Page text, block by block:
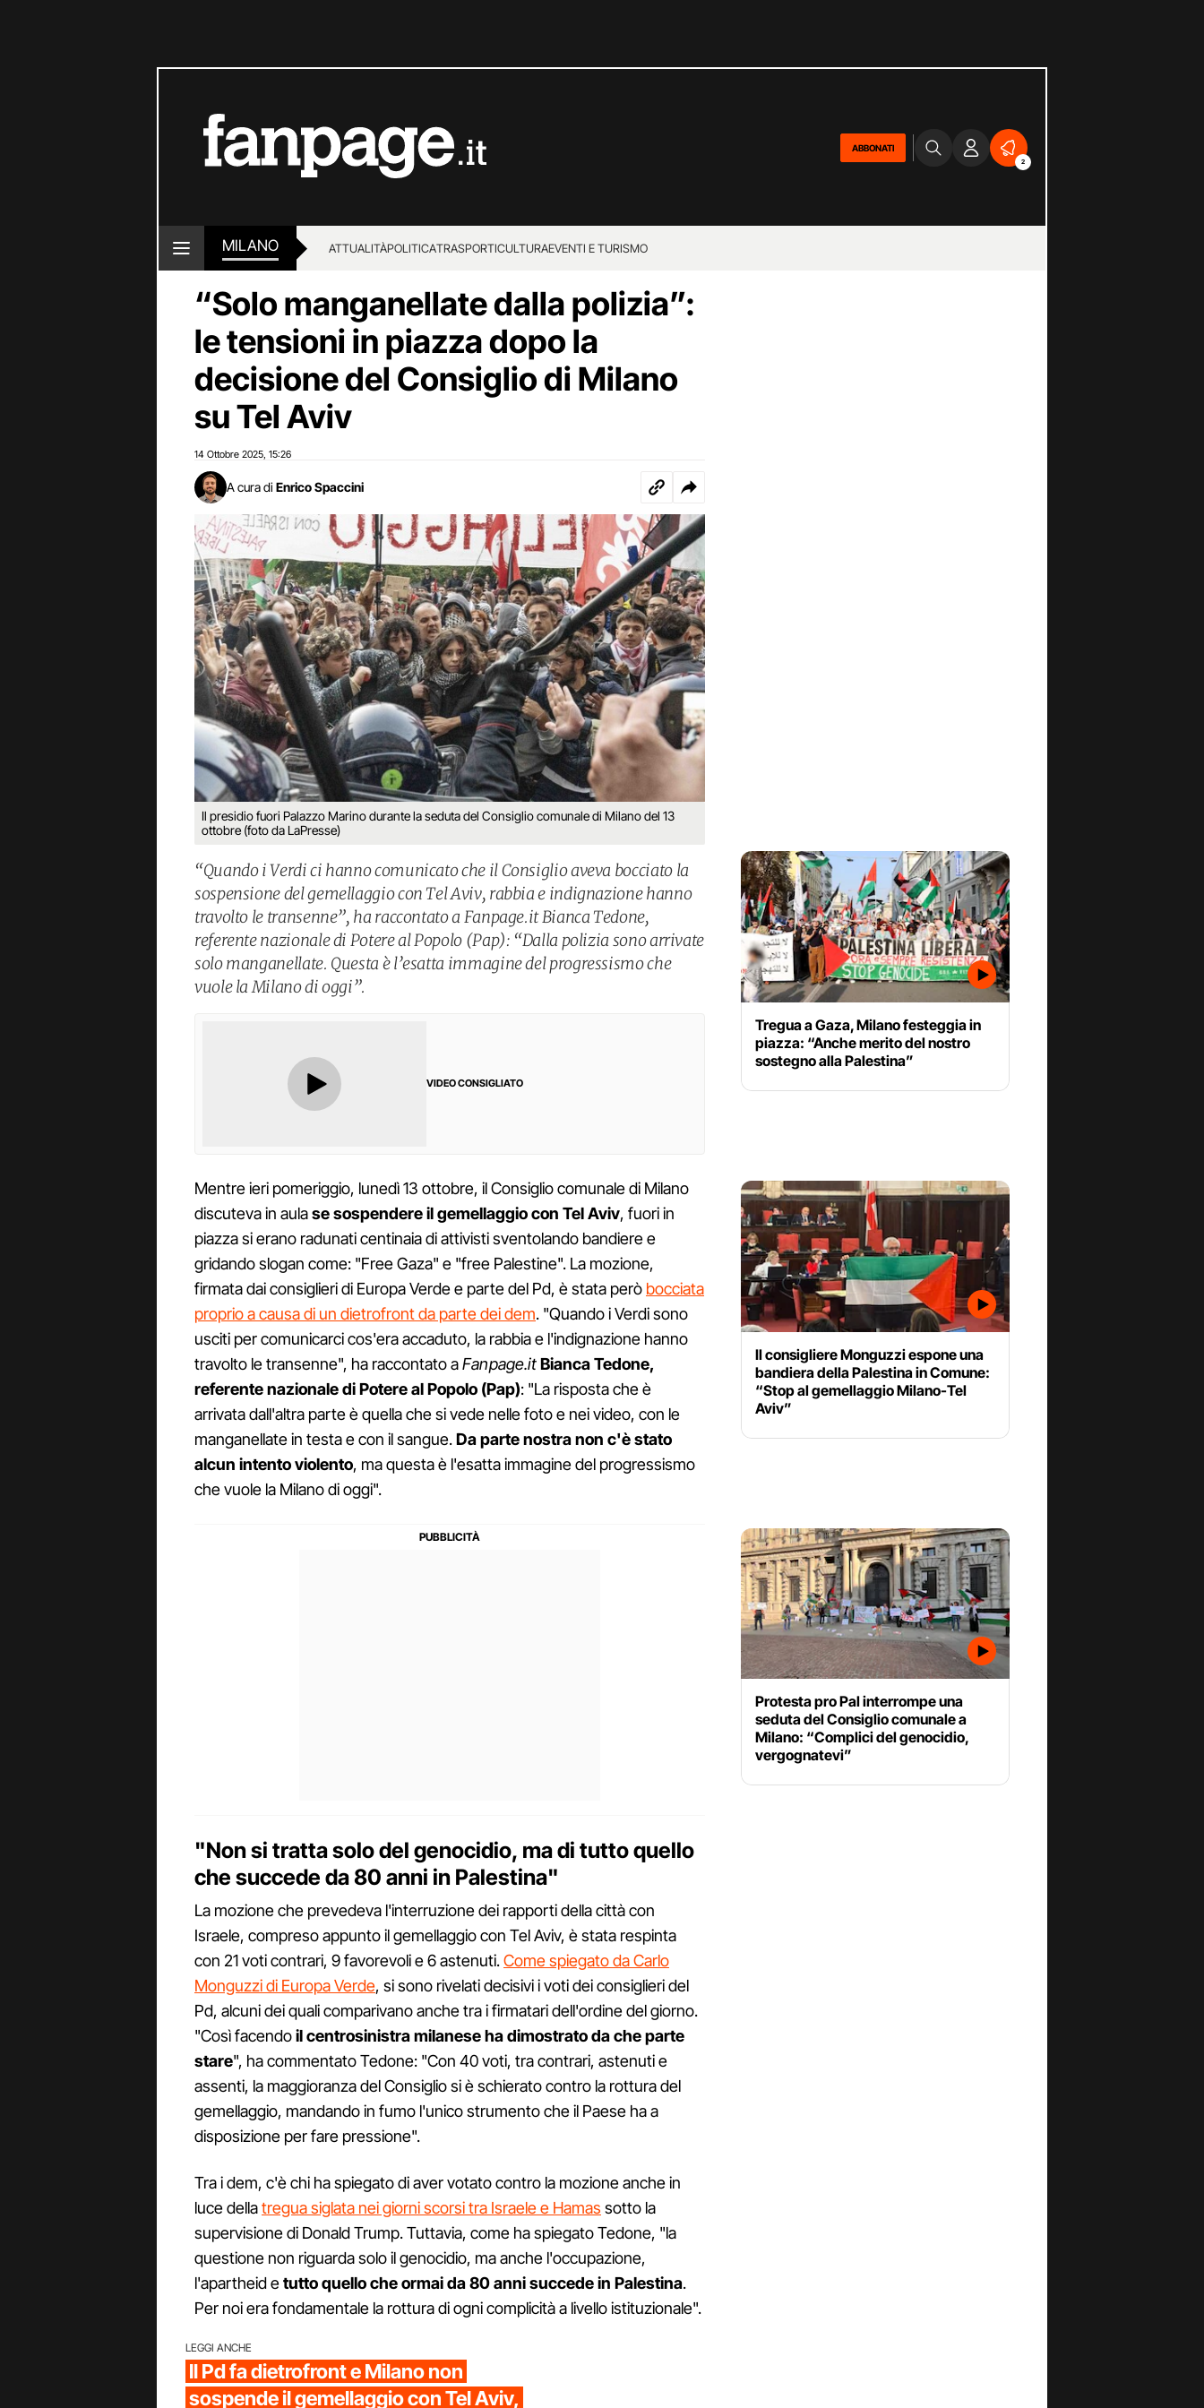
ABBONATI
2
MILANO ATTUALITÀPOLITICATRASPORTICULTURAEVENTI E TURISMO
“Solo manganellate dalla polizia”:
le tensioni in piazza dopo la
decisione del Consiglio di Milano
su Tel Aviv
14 Ottobre 2025 15:26
A cura di Enrico Spaccini
Il presidio fuori Palazzo Marino durante la seduta del Consiglio comunale di Milano del 13
ottobre (foto da LaPresse)
“Quando i Verdi ci hanno comunicato che il Consiglio aveva bocciato la
sospensione del gemellaggio con Tel Aviv, rabbia e indignazione hanno
travolto le transenne”, ha raccontato a Fanpage.it Bianca Tedone,
referente nazionale di Potere al Popolo (Pap): “Dalla polizia sono arrivate
solo manganellate. Questa è l’esatta immagine del progressismo che
vuole la Milano di oggi”.
VIDEO CONSIGLIATO
Mentre ieri pomeriggio, lunedì 13 ottobre, il Consiglio comunale di Milano
discuteva in aulase sospendere il gemellaggio con Tel Aviv, fuori in
piazza si erano radunati centinaia di attivisti sventolando bandiere e
gridando slogan come: "Free Gaza" e "free Palestine". La mozione,
firmata dai consiglieri di Europa Verde e parte del Pd, è stata però bocciata
proprio a causa di un dietrofront da parte dei dem. "Quando i Verdi sono
usciti per comunicarci cos'era accaduto, la rabbia e l'indignazione hanno
travolto le transenne", ha raccontato aFanpage.itBianca Tedone,
referente nazionale di Potere al Popolo (Pap): "La risposta che è
arrivata dall'altra parte è quella che si vede nelle foto e nei video, con le
manganellate in testa e con il sangue.Da parte nostra non c'è stato
alcun intento violento, ma questa è l'esatta immagine del progressismo
che vuole la Milano di oggi".
"Non si tratta solo del genocidio, ma di tutto quello
che succede da 80 anni in Palestina"
La mozione che prevedeva l'interruzione dei rapporti della città con
Israele, compreso appunto il gemellaggio con Tel Aviv, è stata respinta
con 21 voti contrari, 9 favorevoli e 6 astenuti.Come spiegato da Carlo
Monguzzi di Europa Verde, si sono rivelati decisivi i voti dei consiglieri del
Pd, alcuni dei quali comparivano anche tra i firmatari dell'ordine del giorno.
"Così facendoil centrosinistra milanese ha dimostrato da che parte
stare", ha commentato Tedone: "Con 40 voti, tra contrari, astenuti e
assenti, la maggioranza del Consiglio si è schierato contro la rottura del
gemellaggio, mandando in fumo l'unico strumento che il Paese ha a
disposizione per fare pressione".
Tra i dem, c'è chi ha spiegato di aver votato contro la mozione anche in
luce dellatregua siglata nei giorni scorsi tra Israele e Hamas sotto la
supervisione di Donald Trump. Tuttavia, come ha spiegato Tedone, "la
questione non riguarda solo il genocidio, ma anche l'occupazione,
l'apartheid etutto quello che ormai da 80 anni succede in Palestina.
Per noi era fondamentale la rottura di ogni complicità a livello istituzionale".
LEGGI ANCHE
Il Pd fa dietrofront e Milano non
sospende il gemellaggio con Tel Aviv,
Tregua a Gaza, Milano festeggia in
piazza: “Anche merito del nostro
sostegno alla Palestina”
Il consigliere Monguzzi espone una
bandiera della Palestina in Comune:
“Stop al gemellaggio Milano-Tel
Aviv”
Protesta pro Pal interrompe una
seduta del Consiglio comunale a
Milano: “Complici del genocidio,
vergognatevi”